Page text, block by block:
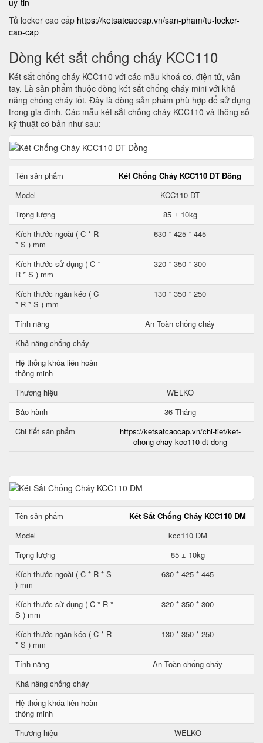
uy-tin
Tủ locker cao cấp https://ketsatcaocap.vn/san-pham/tu-locker-
cao-cap
Dòng két sắt chống cháy KCC110
Két sắt chống cháy KCC110 với các mẫu khoá cơ, điện tử, vân
tay. Là sản phẩm thuộc dòng két sắt chống cháy mini với khả
năng chống cháy tốt. Đây là dòng sản phẩm phù hợp để sử dụng
trong gia đình. Các mẫu két sắt chống cháy KCC110 và thông số
kỹ thuật cơ bản như sau:
Tên sản phẩm
Két Chống Cháy KCC110 DT Đồng
Model
KCC110 DT
Trọng lượng
85 ± 10kg
Kích thước ngoài ( C * R
* S ) mm
630 * 425 * 445
Kích thước sử dụng ( C *
R * S ) mm
320 * 350 * 300
Kích thước ngăn kéo ( C
* R * S ) mm
130 * 350 * 250
Tính năng
An Toàn chống cháy
Khả năng chống cháy
Hệ thống khóa liên hoàn
thông minh
Thương hiệu
WELKO
Bảo hành
36 Tháng
Chi tiết sản phẩm
https://ketsatcaocap.vn/chi-tiet/ket-
chong-chay-kcc110-dt-dong
Tên sản phẩm
Két Sắt Chống Cháy KCC110 DM
Model
kcc110 DM
Trọng lượng
85 ± 10kg
Kích thước ngoài ( C * R * S
) mm
630 * 425 * 445
Kích thước sử dụng ( C * R *
S ) mm
320 * 350 * 300
Kích thước ngăn kéo ( C * R
* S ) mm
130 * 350 * 250
Tính năng
An Toàn chống cháy
Khả năng chống cháy
Hệ thống khóa liên hoàn
thông minh
Thương hiệu
WELKO